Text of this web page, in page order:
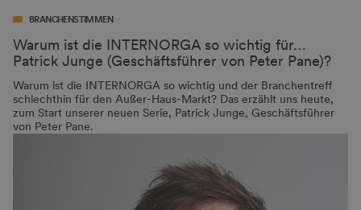
BRANCHENSTIMMEN
Warum ist die INTERNORGA so wichtig für…
Patrick Junge (Geschäftsführer von Peter Pane)?
Warum ist die INTERNORGA so wichtig und der Branchentreff
schlechthin für den Außer-Haus-Markt? Das erzählt uns heute,
zum Start unserer neuen Serie, Patrick Junge, Geschäftsführer
von Peter Pane.